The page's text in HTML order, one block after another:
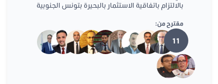
بالالتزام باتفاقية الاستثمار بالبحيرة بتونس الجنوبية
مقترح من:
11